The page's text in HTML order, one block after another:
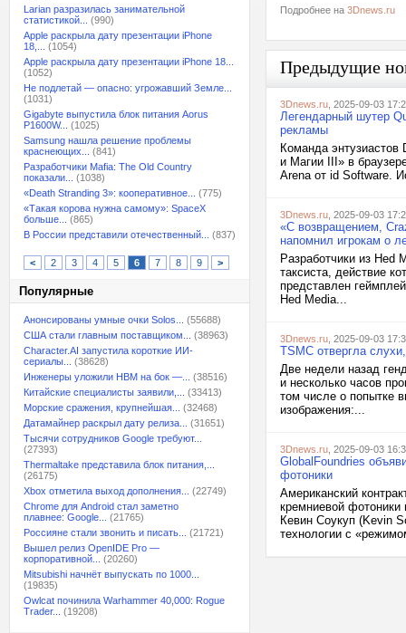
Larian разразилась занимательной
статистикой...
(990)
Apple раскрыла дату презентации iPhone
18,...
(1054)
Apple раскрыла дату презентации iPhone 18...
(1052)
Не подлетай — опасно: угрожавший Земле...
(1031)
Gigabyte выпустила блок питания Aorus
P1600W...
(1025)
Samsung нашла решение проблемы
краснеющих...
(841)
Разработчики Mafia: The Old Country
показали...
(1038)
«Death Stranding 3»: кооперативное...
(775)
«Такая корова нужна самому»: SpaceX
больше...
(865)
В России представили отечественный...
(837)
< 2 3 4 5 6 7 8 9 >
Популярные
Анонсированы умные очки Solos...
(55688)
США стали главным поставщиком...
(38963)
Character.AI запустила короткие ИИ-
сериалы...
(38628)
Инженеры уложили HBM на бок —...
(38516)
Китайские специалисты заявили,...
(33413)
Морские сражения, крупнейшая...
(32468)
Датамайнер раскрыл дату релиза...
(31651)
Тысячи сотрудников Google требуют...
(27393)
Thermaltake представила блок питания,...
(26175)
Xbox отметила выход дополнения...
(22749)
Chrome для Android стал заметно
плавнее: Google...
(21765)
Россияне стали звонить и писать...
(21721)
Вышел релиз OpenIDE Pro —
корпоративной...
(20260)
Mitsubishi начнёт выпускать по 1000...
(19835)
Owlcat починила Warhammer 40,000: Rogue
Trader...
(19208)
Подробнее на 3Dnews.ru
Предыдущие
3Dnews.ru , 2025-09-03
Легендарный шутер
рекламы
Команда
и Магии III» в
Arena от id Software.
3Dnews.ru , 2025-09-03
«С возвращением,
напомнил игрокам о
Разработчики из
таксиста, действие
представлен
Hed Media...
3Dnews.ru , 2025-09-03
TSMC отвергла
Две недели назад
и несколько часов
том числе о попытке
изображения:...
3Dnews.ru , 2025-09-03
GlobalFoundries
фотоники
Американский
кремниевой фотоники
Кевин Соукуп (Kevin
технологии с